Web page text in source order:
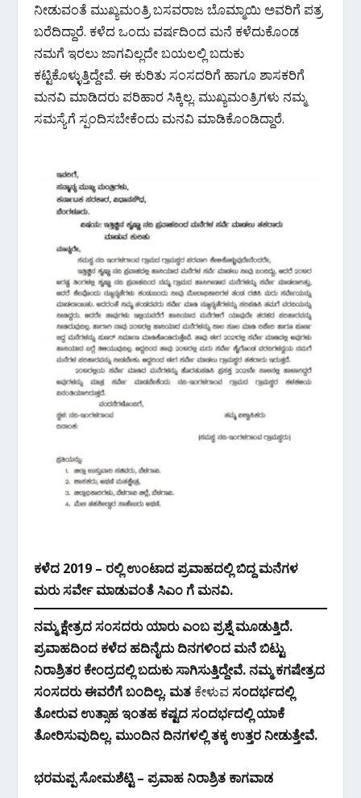
ನೀಡುವಂತೆ ಮುಖ್ಯಮಂತ್ರಿ ಬಸವರಾಜ ಬೊಮ್ಮಾಯಿ ಅವರಿಗೆ ಪತ್ರ
ಬರೆದಿದ್ದಾರೆ. ಕಳೆದ ಒಂದು ವರ್ಷದಿಂದ ಮನೆ ಕಳೆದುಕೊಂಡ
ನಮಗೆ ಇರಲು ಜಾಗವಿಲ್ಲದೇ ಬಯಲಲ್ಲಿ ಬದುಕು
ಕಟ್ಟಿಕೊಳ್ಳುತ್ತಿದ್ದೇವೆ.‌ ಈ ಕುರಿತು ಸಂಸದರಿಗೆ ಹಾಗೂ ಶಾಸಕರಿಗೆ
ಮನವಿ ಮಾಡಿದರು ಪರಿಹಾರ ಸಿಕ್ಕಿಲ್ಲ. ಮುಖ್ಯಮಂತ್ರಿಗಳು ನಮ್ಮ
ಸಮಸ್ಯೆಗೆ ಸ್ಪಂದಿಸಬೇಕೆಂದು ಮನವಿ ಮಾಡಿಕೊಂಡಿದ್ದಾರೆ.
ಕಳೆದ 2019 – ರಲ್ಲಿ ಉಂಟಾದ ಪ್ರವಾಹದಲ್ಲಿ ಬಿದ್ದ ಮನೆಗಳ
ಮರು ಸರ್ವೇ ಮಾಡುವಂತೆ ಸಿಎಂ ಗೆ ಮನವಿ.
ನಮ್ಮ ಕ್ಷೇತ್ರದ ಸಂಸದರು ಯಾರು ಎಂಬ ಪ್ರಶ್ನೆ ಮೂಡುತ್ತಿದೆ.
ಪ್ರವಾಹದಿಂದ ಕಳೆದ ಹದಿನೈದು ದಿನಗಳಿಂದ ಮನೆ ಬಿಟ್ಟು
ನಿರಾಶ್ರಿತರ ಕೇಂದ್ರದಲ್ಲಿ ಬದುಕು ಸಾಗಿಸುತ್ತಿದ್ದೇವೆ. ನಮ್ಮ ಕಗಷೇತ್ರದ
ಸಂಸದರು ಈವರೆಗೆ ಬಂದಿಲ್ಲ. ಮತ ಕೇಳುವಸಂದರ್ಭದಲ್ಲಿ
ತೋರುವ ಉತ್ಸಾಹ ಇಂತಹ ಕಷ್ಟದ ಸಂದರ್ಭದಲ್ಲಿ ಯಾಕೆ
ತೋರಿಸುವುದಿಲ್ಲ. ಮುಂದಿನ ದಿನಗಳಲ್ಲಿ ತಕ್ಕ ಉತ್ತರ ನೀಡುತ್ತೇವೆ.
ಭರಮಪ್ಪ ಸೋಮಶೆಟ್ಟಿ – ಪ್ರವಾಹ ನಿರಾಶ್ರಿತ ಕಾಗವಾಡ